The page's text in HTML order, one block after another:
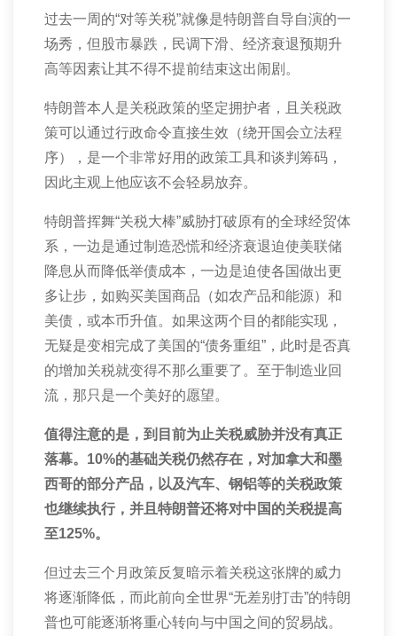
过去一周的“对等关税”就像是特朗普自导自演的一
场秀，但股市暴跌，民调下滑、经济衰退预期升
高等因素让其不得不提前结束这出闹剧。
特朗普本人是关税政策的坚定拥护者，且关税政
策可以通过行政命令直接生效（绕开国会立法程
序），是一个非常好用的政策工具和谈判筹码，
因此主观上他应该不会轻易放弃。
特朗普挥舞“关税大棒”威胁打破原有的全球经贸体
系，一边是通过制造恐慌和经济衰退迫使美联储
降息从而降低举债成本，一边是迫使各国做出更
多让步，如购买美国商品（如农产品和能源）和
美债，或本币升值。如果这两个目的都能实现，
无疑是变相完成了美国的“债务重组”，此时是否真
的增加关税就变得不那么重要了。至于制造业回
流，那只是一个美好的愿望。
值得注意的是，到目前为止关税威胁并没有真正
落幕。 10%的基础关税仍然存在，对加拿大和墨
西哥的部分产品，以及汽车、钢铝等的关税政策
也继续执行，并且特朗普还将对中国的关税提高
至125%。
但过去三个月政策反复暗示着关税这张牌的威力
将逐渐降低，而此前向全世界“无差别打击”的特朗
普也可能逐渐将重心转向与中国之间的贸易战。